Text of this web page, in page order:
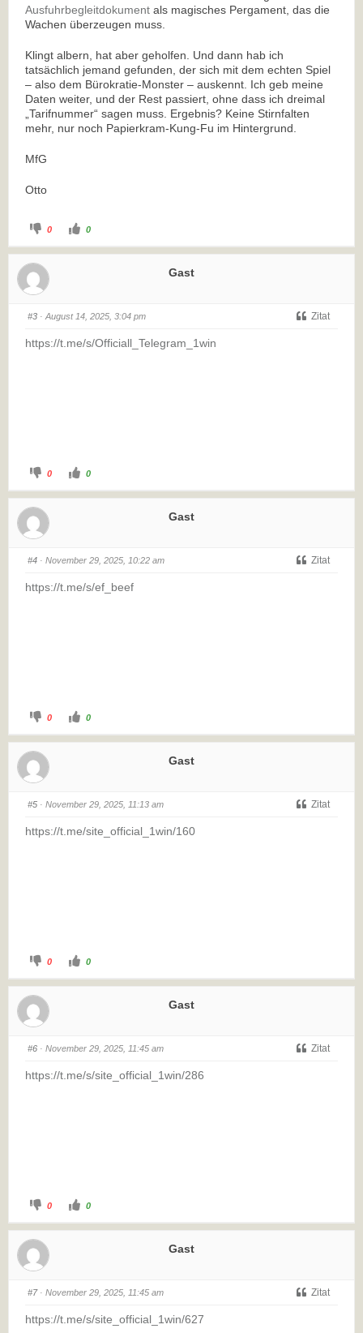
Ausfuhrbegleitdokument als magisches Pergament, das die
Wachen überzeugen muss.
Klingt albern, hat aber geholfen. Und dann hab ich
tatsächlich jemand gefunden, der sich mit dem echten Spiel
– also dem Bürokratie-Monster – auskennt. Ich geb meine
Daten weiter, und der Rest passiert, ohne dass ich dreimal
„Tarifnummer“ sagen muss. Ergebnis? Keine Stirnfalten
mehr, nur noch Papierkram-Kung-Fu im Hintergrund.
MfG
Otto
0 0
Gast
#3 · August 14, 2025, 3:04 pm Zitat
https://t.me/s/Officiall_Telegram_1win
0 0
Gast
#4 · November 29, 2025, 10:22 am Zitat
https://t.me/s/ef_beef
0 0
Gast
#5 · November 29, 2025, 11:13 am Zitat
https://t.me/site_official_1win/160
0 0
Gast
#6 · November 29, 2025, 11:45 am Zitat
https://t.me/s/site_official_1win/286
0 0
Gast
#7· November 29, 2025, 11:45 am Zitat
https://t.me/s/site_official_1win/627